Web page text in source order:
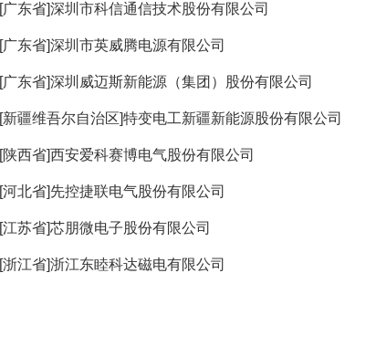
[广东省]深圳市科信通信技术股份有限公司
[广东省]深圳市英威腾电源有限公司
[广东省]深圳威迈斯新能源（集团）股份有限公司
[新疆维吾尔自治区]特变电工新疆新能源股份有限公司
[陕西省]西安爱科赛博电气股份有限公司
[河北省]先控捷联电气股份有限公司
[江苏省]芯朋微电子股份有限公司
[浙江省]浙江东睦科达磁电有限公司